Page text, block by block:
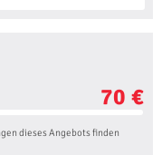
70 €
dieses Angebots finden